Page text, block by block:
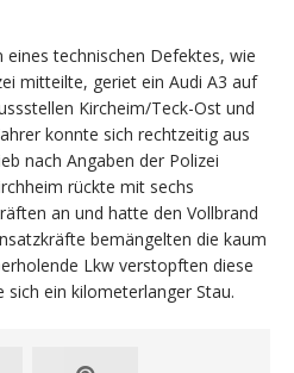
eines technischen Defektes, wie
mitteilte, geriet ein Audi A3 auf
Kircheim/Teck-Ost und
konnte sich rechtzeitig aus
nach Angaben der Polizei
rückte mit sechs
an und hatte den Vollbrand
bemängelten die kaum
Lkw verstopften diese
sich ein kilometerlanger Stau.